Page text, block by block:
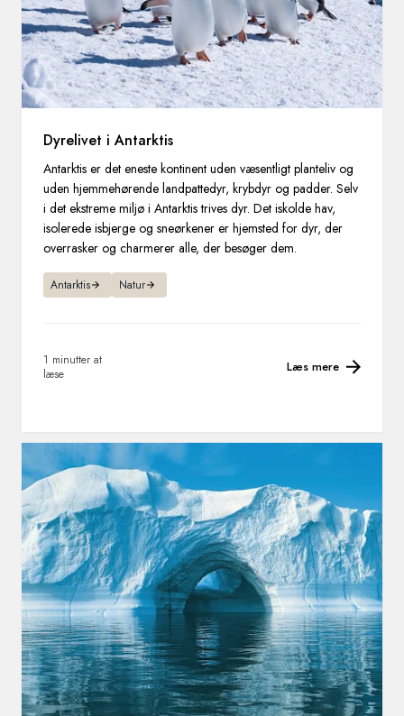
Dyrelivet i Antarktis
Antarktis er det eneste kontinent uden væsentligt planteliv og
uden hjemmehørende landpattedyr, krybdyr og padder. Selv
i det ekstreme miljø i Antarktis trives dyr. Det iskolde hav,
isolerede isbjerge og sneørkener er hjemsted for dyr, der
overrasker og charmerer alle, der besøger dem.
Antarktis Natur
1 minutter at
læse
Læs mere